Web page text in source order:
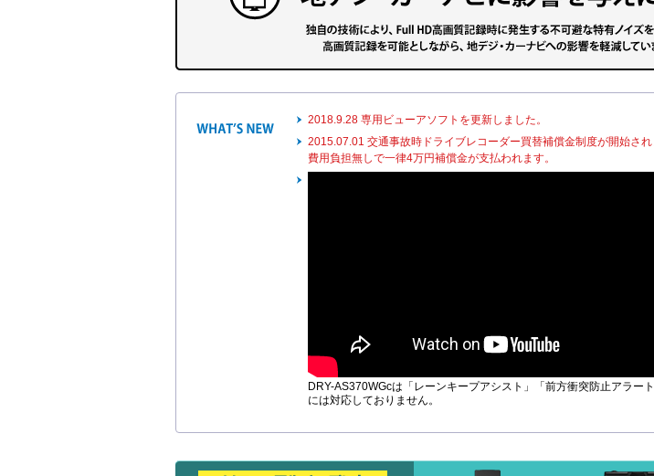
2018.9.28 専用ビューアソフトを更新しました。
2015.07.01 交通事故時ドライブレコーダー買替補償金制度が開始され
費用負担無しで一律4万円補償金が支払われます。
DRY-AS370WGcは「レーンキープアシスト」「前方衝突防止アラート
には対応しておりません。